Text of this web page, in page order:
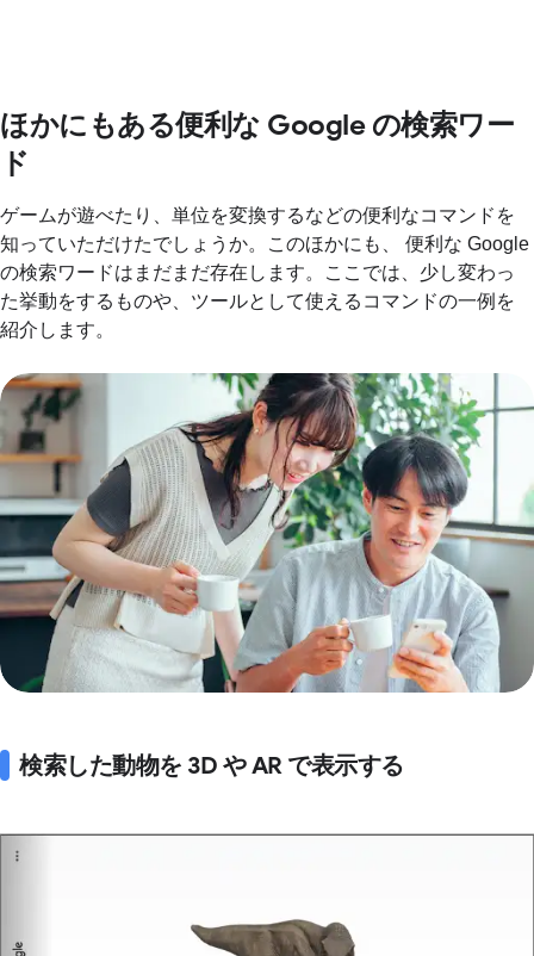
ほかにもある便利な Google の検索ワー
ド
ゲームが遊べたり、単位を変換するなどの便利なコマンドを
知っていただけたでしょうか。このほかにも、 便利な Google
の検索ワードはまだまだ存在します。ここでは、少し変わっ
た挙動をするものや、ツールとして使えるコマンドの一例を
紹介します。
検索した動物を 3D や AR で表示する